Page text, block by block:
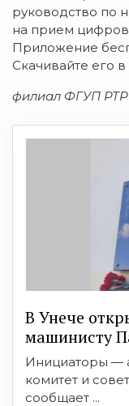
руководство по
на прием
Приложение
Скачивайте его
филиал ФГУП
В Унече
машинисту
Инициаторы —
комитет и
сообщает ...